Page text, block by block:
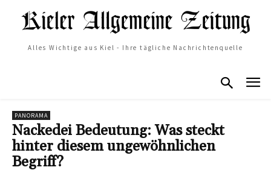
Alles Wichtige aus Kiel - Ihre tägliche Nachrichtenquelle
PANORAMA
Nackedei Bedeutung: Was steckt
hinter diesem ungewöhnlichen
Begriff?